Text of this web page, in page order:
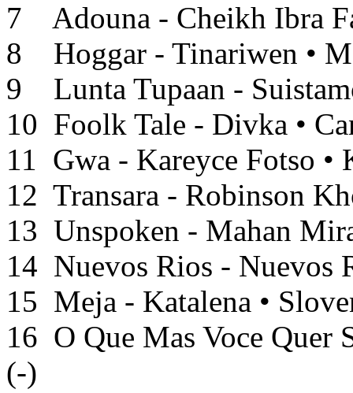
7 Adouna - Cheikh Ibra
8 Hoggar - Tinariwen •
9 Lunta Tupaan -
10 Foolk Tale - Divka •
11 Gwa - Kareyce Fotso •
12 Transara - Robinson
13 Unspoken - Mahan
14 Nuevos Rios - Nuevos
15 Meja - Katalena •
16 O Que Mas Voce Quer
(-)